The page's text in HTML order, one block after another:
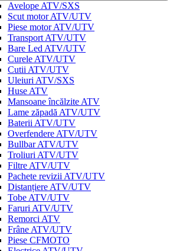
Avelope ATV/SXS
Scut motor ATV/UTV
Piese motor ATV/UTV
Transport ATV/UTV
Bare Led ATV/UTV
Curele ATV/UTV
Cutii ATV/UTV
Uleiuri ATV/SXS
Huse ATV
Mansoane încălzite ATV
Lame zăpadă ATV/UTV
Baterii ATV/UTV
Overfendere ATV/UTV
Bullbar ATV/UTV
Troliuri ATV/UTV
Filtre ATV/UTV
Pachete revizii ATV/UTV
Distanțiere ATV/UTV
Tobe ATV/UTV
Faruri ATV/UTV
Remorci ATV
Frâne ATV/UTV
Piese CFMOTO